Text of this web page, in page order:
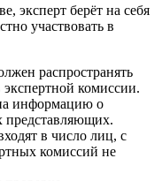
эксперт берёт на себя
участвовать в
распространять
комиссии.
информацию о
представляющих.
в число лиц, с
комиссий не